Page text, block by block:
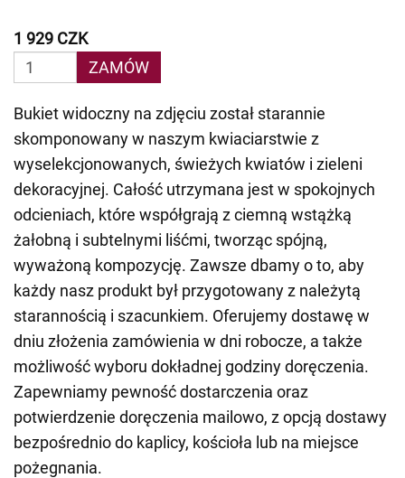
1 929 CZK
ZAMÓW
Bukiet widoczny na zdjęciu został starannie
skomponowany w naszym kwiaciarstwie z
wyselekcjonowanych, świeżych kwiatów i zieleni
dekoracyjnej. Całość utrzymana jest w spokojnych
odcieniach, które współgrają z ciemną wstążką
żałobną i subtelnymi liśćmi, tworząc spójną,
wyważoną kompozycję. Zawsze dbamy o to, aby
każdy nasz produkt był przygotowany z należytą
starannością i szacunkiem. Oferujemy dostawę w
dniu złożenia zamówienia w dni robocze, a także
możliwość wyboru dokładnej godziny doręczenia.
Zapewniamy pewność dostarczenia oraz
potwierdzenie doręczenia mailowo, z opcją dostawy
bezpośrednio do kaplicy, kościoła lub na miejsce
pożegnania.